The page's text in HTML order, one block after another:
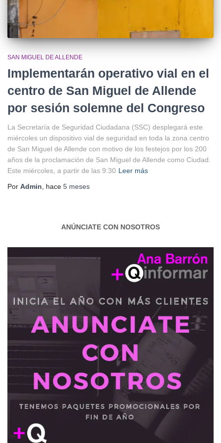
SAN MIGUEL DE ALLENDE
Implementarán operativo vial en el
centro de San Miguel de Allende
por sesión solemne del Congreso
La Secretaría de Seguridad Ciudadana (SSC) desplegará este
miércoles un dispositivo vial de seguridad en toda la zona centro
de San Miguel de Allende con motivo de los festejos por los 200
años de la proclamación de San Miguel de Allende como Ciudad.
Este miércoles, a partir de las 9:30 Leer más
Por Admin , hace 5 meses
ANÚNCIATE CON NOSOTROS